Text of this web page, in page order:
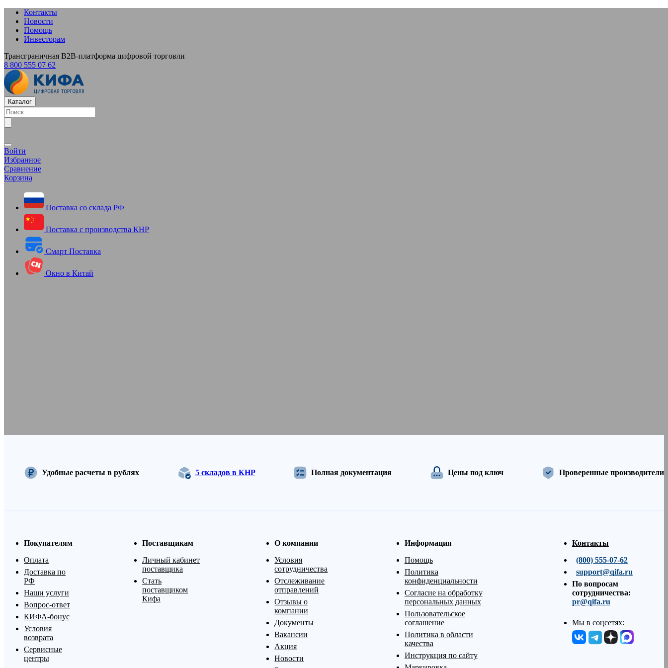
Контакты
Новости
Помощь
Инвесторам
Трансграничная B2B-платформа цифровой торговли
8 800 555 07 62
Каталог
Войти
Избранное
Сравнение
Корзина
Поставка со склада РФ
Поставка с производства КНР
Смарт Поставка
Окно в Китай
Удобные расчеты в рублях 5 складов в КНР Полная документация Цены под ключ Проверенные производители
Покупателям
Оплата
Доставка по
РФ
Наши услуги
Вопрос-ответ
КИФА-бонус
Условия
возврата
Сервисные
центры
Поставщикам
Личный кабинет
поставщика
Стать
поставщиком
Кифа
О компании
Условия
сотрудничества
Отслеживание
отправлений
Отзывы о
компании
Документы
Вакансии
Акция
Новости
Информация
Помощь
Политика
конфиденциальности
Согласие на обработку
персональных данных
Пользовательское
соглашение
Политика в области
качества
Инструкция по сайту
Контакты
(800) 555-07-62
support@qifa.ru
По вопросам
сотрудничества:
pr@qifa.ru
Мы в соцсетях: